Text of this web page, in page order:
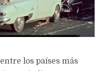
los países más